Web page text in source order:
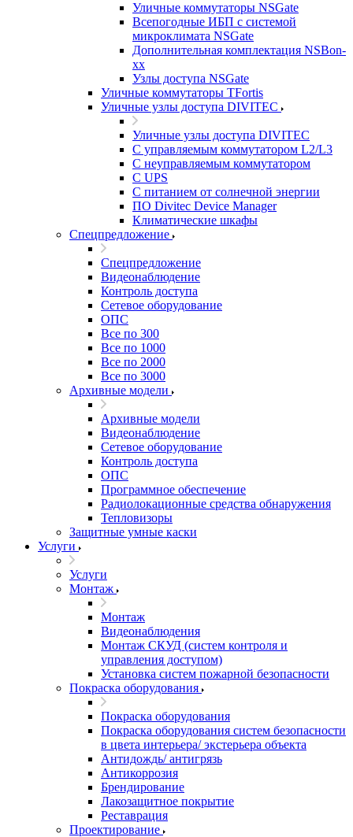
Уличные коммутаторы NSGate
Всепогодные ИБП с системой
микроклимата NSGate
Дополнительная комплектация NSBon-
xx
Узлы доступа NSGate
Уличные коммутаторы TFortis
Уличные узлы доступа DIVITEC
Уличные узлы доступа DIVITEC
С управляемым коммутатором L2/L3
С неуправляемым коммутатором
С UPS
С питанием от солнечной энергии
ПО Divitec Device Manager
Климатические шкафы
Спецпредложение
Спецпредложение
Видеонаблюдение
Контроль доступа
Сетевое оборудование
ОПС
Все по 300
Все по 1000
Все по 2000
Все по 3000
Архивные модели
Архивные модели
Видеонаблюдение
Сетевое оборудование
Контроль доступа
ОПС
Программное обеспечение
Радиолокационные средства обнаружения
Тепловизоры
Защитные умные каски
Услуги
Услуги
Монтаж
Монтаж
Видеонаблюдения
Монтаж СКУД (систем контроля и
управления доступом)
Установка систем пожарной безопасности
Покраска оборудования
Покраска оборудования
Покраска оборудования систем безопасности
в цвета интерьера/ экстерьера объекта
Антидождь/ антигрязь
Антикоррозия
Брендирование
Лакозащитное покрытие
Реставрация
Проектирование